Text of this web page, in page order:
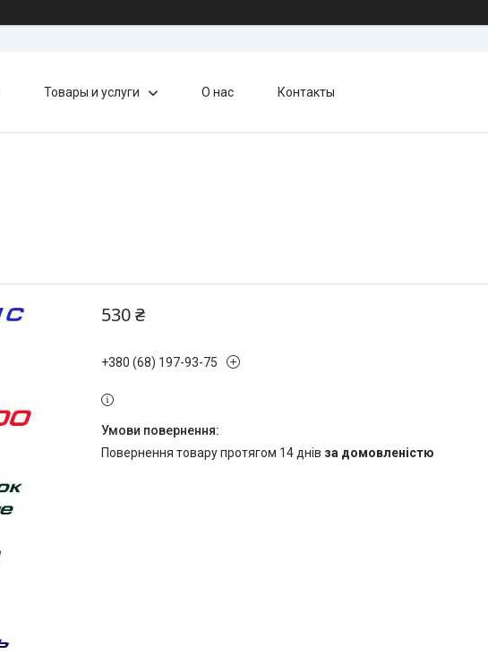
Товары и услуги О нас Контакты
530 ₴
+380 (68) 197-93-75
повернення товару протягом 14 днів за домовленістю